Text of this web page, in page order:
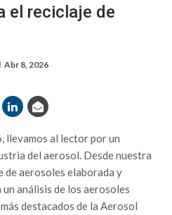
el reciclaje de
Abr 8, 2026
llevamos al lector por un
del aerosol. Desde nuestra
de aerosoles elaborada y
análisis de los aerosoles
destacados de la Aerosol